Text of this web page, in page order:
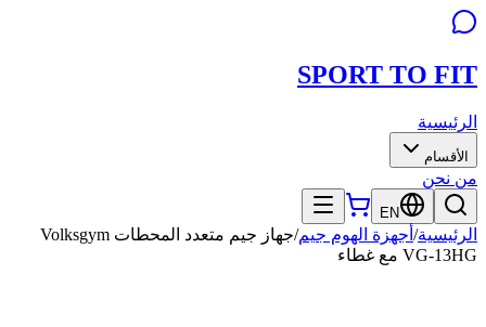
SPORT TO FIT
الرئيسية
الأقسام
من نحن
EN
الرئيسية/ أجهزة الهوم جيم/
جهاز جيم متعدد المحطات Volksgym
VG-13HG مع غطاء